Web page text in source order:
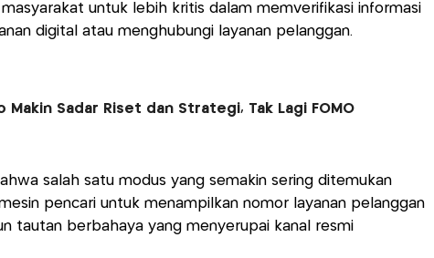
untuk lebih kritis dalam memverifikasi informasi
digital atau menghubungi layanan pelanggan.
Makin Sadar Riset dan Strategi, Tak Lagi FOMO
salah satu modus yang semakin sering ditemukan
pencari untuk menampilkan nomor layanan pelanggan
tautan berbahaya yang menyerupai kanal resmi